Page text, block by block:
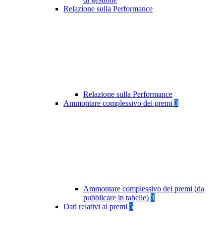
Relazione sulla Performance
Relazione sulla Performance
Ammontare complessivo dei premi 3
Ammontare complessivo dei premi (da
pubblicare in tabelle) 3
Dati relativi ai premi 5